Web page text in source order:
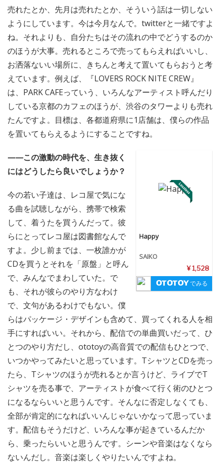
売れたとか、先月は売れたとか、そういう話は一切しない
ようにしています。今は今月なんで。twitterと一緒ですよ
ね。それよりも、自分たちはその流れの中でどうするのか
のほうが大事。売れるところで売ってもらえればいいし、
お洒落ないい場所に、きちんと考えて置いてもらおうと考
えています。例えば、『LOVERS ROCK NITE CREW』
は、PARK CAFEっていう、いろんなアーティスト呼んだり
している京都のカフェのほうが、渋谷のタワーよりも売れ
たんですよ。目標は、各都道府県に1店舗は、僕らの作品
を置いてもらえるようにすることですね。
Happy
SAIKO
¥ 1,528
でみる
——この激動の時代を、生き抜く
にはどうしたら良いでしょうか？
今の若い子達は、レコ屋で気にな
る曲を試聴しながら、携帯で検索
して、着うたを買うんだって。彼
らにとってレコ屋は図書館なんで
すよ。少し前までは、一枚誰かが
CDを買うとそれを「原盤」と呼ん
で、みんなでまわしていた。で
も、それが彼らのやり方なわけ
で、文句があるわけでもない。僕
らはパッケージ・デザインも含めて、買ってくれる人を相
手にすればいい。それから、配信での単曲買いだって、ひ
とつのやり方だし、ototoyの高音質での配信もひとつで、
いつかやってみたいと思っています。TシャツとCDを売っ
たら、Tシャツのほうが売れるとか言うけど、ライブでT
シャツを売る事で、アーティストが食べて行く術のひとつ
になるならいいと思うんです。そんなに否定しなくても、
全部が肯定的になればいいんじゃないかなって思っていま
す。配信もそうだけど、いろんな事が起きているんだか
ら、乗ったらいいと思うんです。シーンや音楽はなくなら
ないんだし。音楽は楽しくやりたいんですよね。